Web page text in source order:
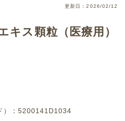
更新日：2026/02/12
キス顆粒（医療用）
）：5200141D1034